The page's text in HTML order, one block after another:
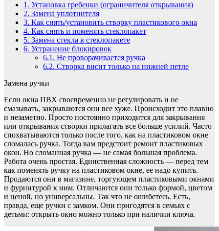
1. Установка гребенки (ограничителя открывания)
2. Замена уплотнителя
3. Как снять/установить створку пластикового окна
4. Как снять и поменять стеклопакет
5. Замена стекла в стеклопакете
6. Устранение блокировок
6.1. Не проворачивается ручка
6.2. Створка висит только на нижней петле
Замена ручки
Если окна ПВХ своевременно не регулировать и не
смазывать, закрываются они все хуже. Происходит это плавно
и незаметно. Просто постоянно приходится для закрывания
или открывания створки прилагать все больше усилий. Часто
спохватываются только после того, как на пластиковом окне
сломалась ручка. Тогда вам предстоит ремонт пластиковых
окон. Но сломанная ручка — не самая большая проблема.
Работа очень простая. Единственная сложность — перед тем
как поменять ручку на пластиковом окне, ее надо купить.
Продаются они в магазине, торгующем пластиковыми окнами
и фурнитурой к ним. Отличаются они только формой, цветом
и ценой, но универсальны. Так что не ошибетесь. Есть,
правда, еще ручки с замком. Они пригодятся в семьях с
детьми: открыть окно можно только при наличии ключа.